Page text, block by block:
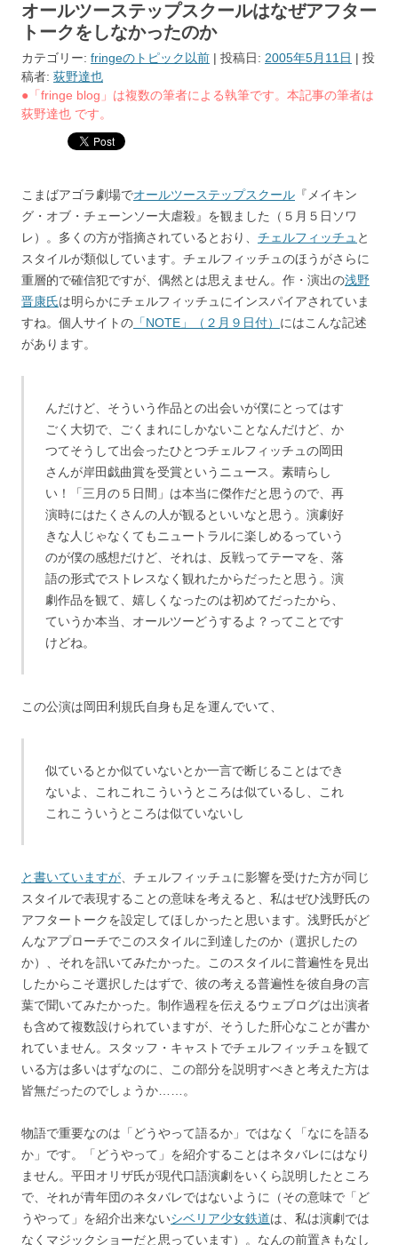
オールツーステップスクールはなぜアフター
トークをしなかったのか
カテゴリー: fringeのトピック以前 | 投稿日: 2005年5月11日 | 投
稿者: 荻野達也
●「fringe blog」は複数の筆者による執筆です。本記事の筆者は
荻野達也 です。
こまばアゴラ劇場でオールツーステップスクール 『メイキン
グ・オブ・チェーンソー大虐殺』を観ました（５月５日ソワ
レ）。多くの方が指摘されているとおり、 チェルフィッチュ と
スタイルが類似しています。チェルフィッチュのほうがさらに
重層的で確信犯ですが、偶然とは思えません。作・演出の浅野
晋康氏は明らかにチェルフィッチュにインスパイアされていま
すね。個人サイトの 「NOTE」（２月９日付） にはこんな記述
があります。
んだけど、そういう作品との出会いが僕にとってはす
ごく大切で、ごくまれにしかないことなんだけど、か
つてそうして出会ったひとつチェルフィッチュの岡田
さんが岸田戯曲賞を受賞というニュース。素晴らし
い！「三月の５日間」は本当に傑作だと思うので、再
演時にはたくさんの人が観るといいなと思う。演劇好
きな人じゃなくてもニュートラルに楽しめるっていう
のが僕の感想だけど、それは、反戦ってテーマを、落
語の形式でストレスなく観れたからだったと思う。演
劇作品を観て、嬉しくなったのは初めてだったから、
ていうか本当、オールツーどうするよ？ってことです
けどね。
この公演は岡田利規氏自身も足を運んでいて、
似ているとか似ていないとか一言で断じることはでき
ないよ、これこれこういうところは似ているし、これ
これこういうところは似ていないし
と書いていますが、チェルフィッチュに影響を受けた方が同じ
スタイルで表現することの意味を考えると、私はぜひ浅野氏の
アフタートークを設定してほしかったと思います。浅野氏がど
んなアプローチでこのスタイルに到達したのか（選択したの
か）、それを訊いてみたかった。このスタイルに普遍性を見出
したからこそ選択したはずで、彼の考える普遍性を彼自身の言
葉で聞いてみたかった。制作過程を伝えるウェブログは出演者
も含めて複数設けられていますが、そうした肝心なことが書か
れていません。スタッフ・キャストでチェルフィッチュを観て
いる方は多いはずなのに、この部分を説明すべきと考えた方は
皆無だったのでしょうか……。
物語で重要なのは「どうやって語るか」ではなく「なにを語る
か」です。「どうやって」を紹介することはネタバレにはなり
ません。平田オリザ氏が現代口語演劇をいくら説明したところ
で、それが青年団のネタバレではないように（その意味で「ど
うやって」を紹介出来ないシベリア少女鉄道は、私は演劇では
なくマジックショーだと思っています）。なんの前置きもなし